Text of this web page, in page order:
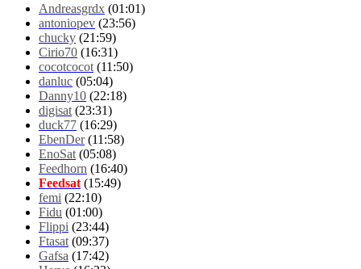
Andreasgrdx (01:01)
antoniopev (23:56)
chucky (21:59)
Cirio70 (16:31)
cocotcocot (11:50)
danluc (05:04)
Danny10 (22:18)
digisat (23:31)
duck77 (16:29)
EbenDer(11:58)
EnoSat (05:08)
Feedhorn (16:40)
Feedsat (15:49)
femi (22:10)
Fidu (01:00)
Flippi (23:44)
Ftasat (09:37)
Gafsa (17:42)